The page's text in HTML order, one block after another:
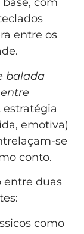
com
entre os
balada
estratégia
emotiva)
se
conto.
entre duas
como